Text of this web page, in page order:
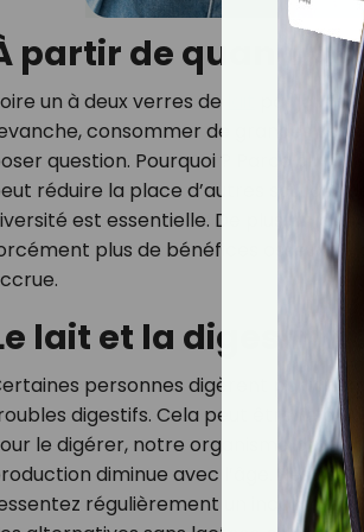
partir de quand
un à deux verres de
par jour
consommer de grandes
question. Pourquoi ? Parce
réduire la place d’autres sources
est essentielle. De plus, un
plus de bénéfices osseux. Le
lait et la digestion
personnes digèrent
digestifs. Cela peut être lié à
le digérer, notre organisme
diminue avec l’âge.
régulièrement un inconfort